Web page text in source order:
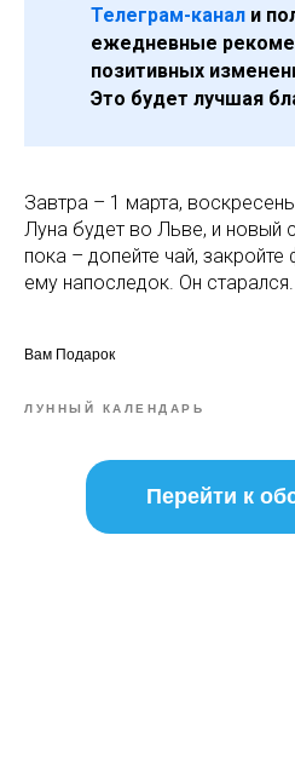
Телеграм-канал и
ежедневные
позитивных
Это будет лучшая
Завтра – 1 марта,
Луна будет во Льве, и новый
пока – допейте чай,
ему напоследок. Он
Вам Подарок
ЛУННЫЙ КАЛЕНДАРЬ
Перейти к